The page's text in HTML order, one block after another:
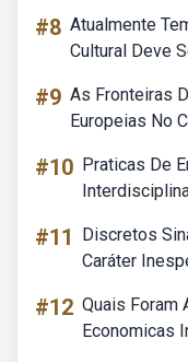
#8 Atualmente
Cultural Deve
#9 As Fronteiras
Europeias No
#10 Praticas De
#11
Discretos
Caráter
#12 Quais Foram
Economicas